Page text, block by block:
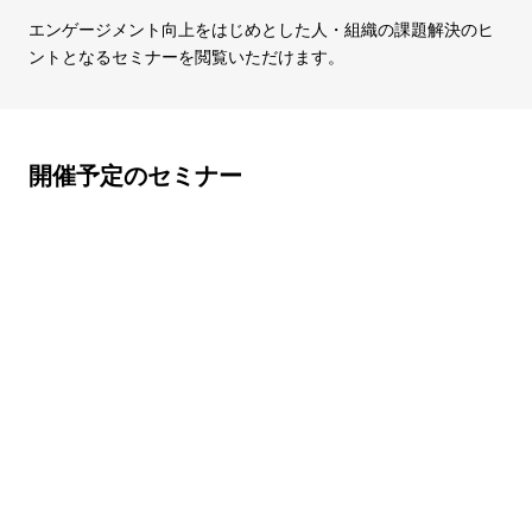
エンゲージメント向上をはじめとした人・組織の課題解決のヒ
ントとなるセミナーを閲覧いただけます。
開催予定のセミナー